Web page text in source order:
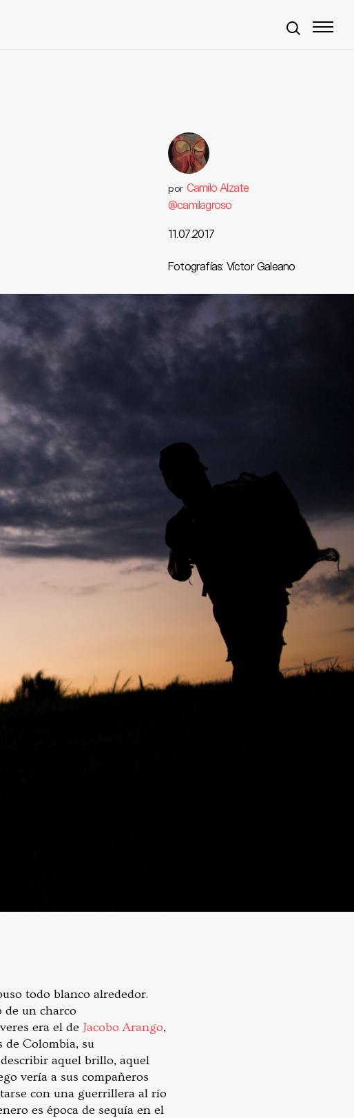
por Camilo Alzate
@camilagroso
11.07.2017
Fotografías: Víctor Galeano
todo blanco alrededor.
de un charco
era el de Jacobo Arango,
de Colombia, su
aquel brillo, aquel
vería a sus compañeros
con una guerrillera al río
es época de sequía en el